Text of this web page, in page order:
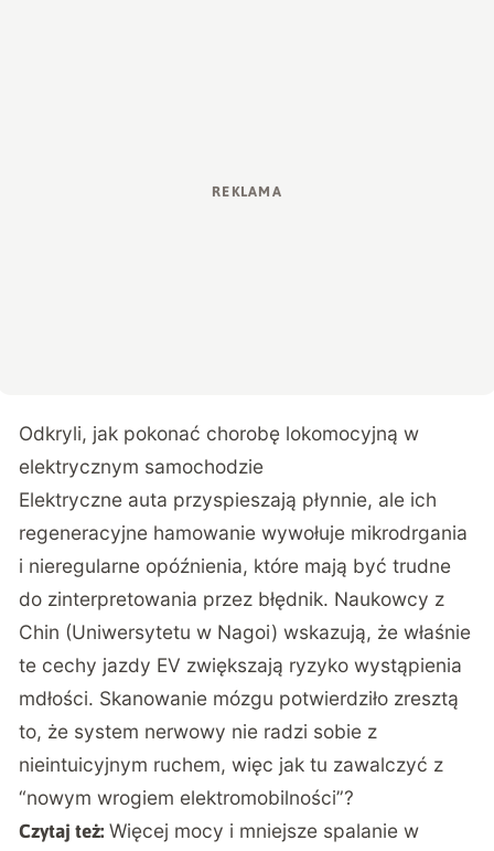
Odkryli, jak pokonać chorobę lokomocyjną w
elektrycznym samochodzie
Elektryczne auta przyspieszają płynnie, ale ich
regeneracyjne hamowanie wywołuje mikrodrgania
i nieregularne opóźnienia, które mają być trudne
do zinterpretowania przez błędnik. Naukowcy z
Chin (Uniwersytetu w Nagoi) wskazują, że właśnie
te cechy jazdy EV zwiększają ryzyko wystąpienia
mdłości. Skanowanie mózgu potwierdziło zresztą
to, że system nerwowy nie radzi sobie z
nieintuicyjnym ruchem, więc jak tu zawalczyć z
“nowym wrogiem elektromobilności”?
Czytaj też: Więcej mocy i mniejsze spalanie w